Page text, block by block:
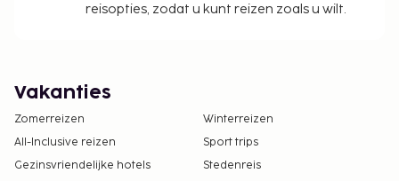
reisopties, zodat u kunt reizen zoals u wilt.
Vakanties
Zomerreizen
Winterreizen
All-Inclusive reizen
Sport trips
Gezinsvriendelijke hotels
Stedenreis